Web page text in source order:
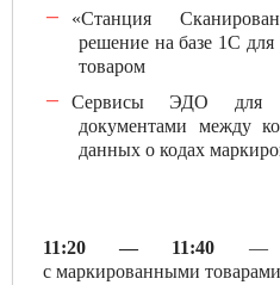
«Станция
решение на базе 1С
товаром
Сервисы ЭДО для
документами между
данных о кодах
11:20 — 11:40
с маркированными товарами